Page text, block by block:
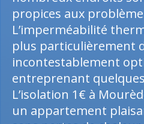
propices aux
L’imperméabilité
plus particulièrement
incontestablement
entreprenant
L’isolation 1€ à
un appartement